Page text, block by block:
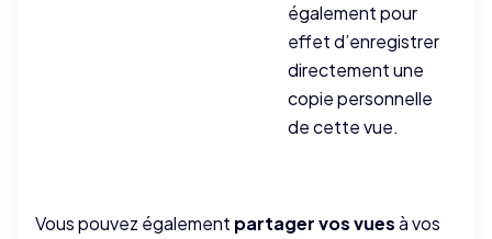
également pour
effet d’enregistrer
directement une
copie personnelle
de cette vue.
Vous pouvez également partager vos vuesà vos